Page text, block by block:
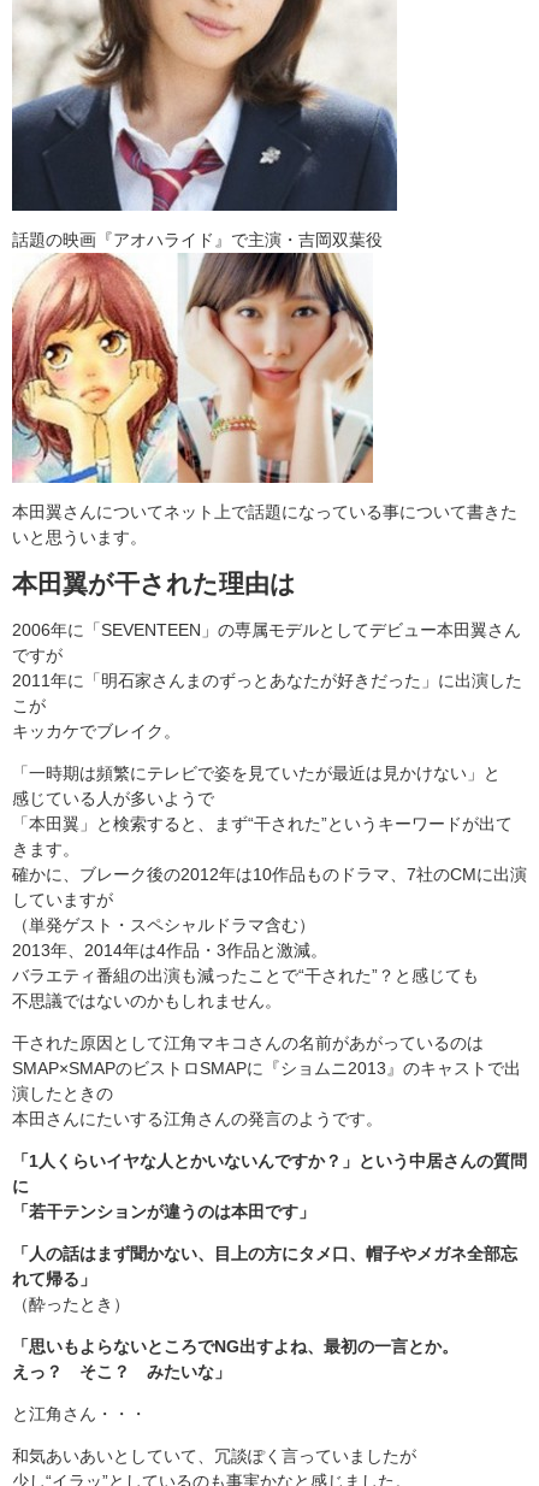
話題の映画『アオハライド』で主演・吉岡双葉役
本田翼さんについてネット上で話題になっている事について書きた
いと思ういます。
本田翼が干された理由は
2006年に「SEVENTEEN」の専属モデルとしてデビュー本田翼さん
ですが
2011年に「明石家さんまのずっとあなたが好きだった」に出演した
こが
キッカケでブレイク。
「一時期は頻繁にテレビで姿を見ていたが最近は見かけない」と
感じている人が多いようで
「本田翼」と検索すると、まず“干された”というキーワードが出て
きます。
確かに、ブレーク後の2012年は10作品ものドラマ、7社のCMに出演
していますが
（単発ゲスト・スペシャルドラマ含む）
2013年、2014年は4作品・3作品と激減。
バラエティ番組の出演も減ったことで“干された”？と感じても
不思議ではないのかもしれません。
干された原因として江角マキコさんの名前があがっているのは
SMAP×SMAPのビストロSMAPに『ショムニ2013』のキャストで出
演したときの
本田さんにたいする江角さんの発言のようです。
「1人くらいイヤな人とかいないんですか？」という中居さんの質問
に
「若干テンションが違うのは本田です」
「人の話はまず聞かない、目上の方にタメ口、帽子やメガネ全部忘
れて帰る」
（酔ったとき）
「思いもよらないところでNG出すよね、最初の一言とか。
えっ？ そこ？ みたいな」
と江角さん・・・
和気あいあいとしていて、冗談ぽく言っていましたが
少し“イラッ”としているのも事実かなと感じました。